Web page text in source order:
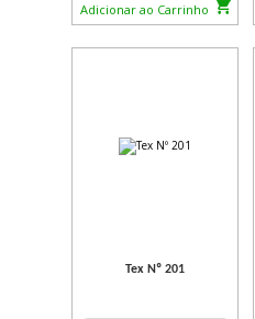
Adicionar ao Carrinho
Tex Nº 201